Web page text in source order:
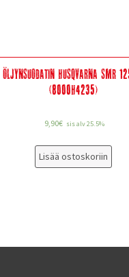
Öljynsuodatin Husqvarna SMR
(8000H4235)
9,90€ sis alv 25.5%
Lisää ostoskoriin